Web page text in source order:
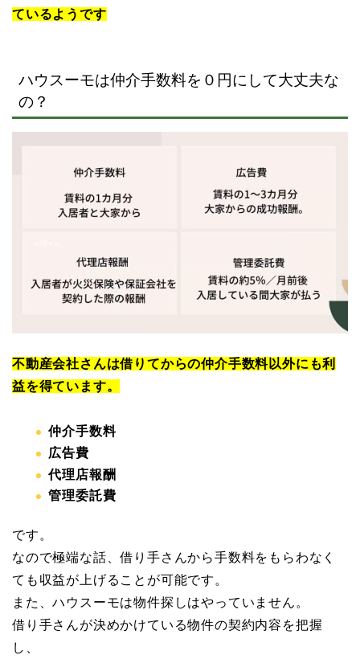
ているようです
ハウスーモは仲介手数料を０円にして大丈夫な
の？
不動産会社さんは借りてからの仲介手数料以外にも利
益を得ています。
仲介手数料
広告費
代理店報酬
管理委託費
です。
なので極端な話、借り手さんから手数料をもらわなく
ても収益が上げることが可能です。
また、ハウスーモは物件探しはやっていません。
借り手さんが決めかけている物件の契約内容を把握
し、